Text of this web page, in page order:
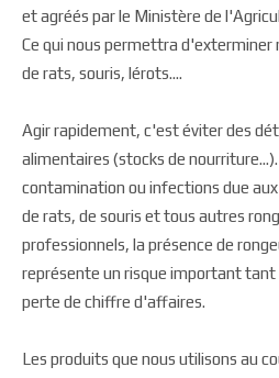
et agréés par le Ministère de
Ce qui nous permettra
de rats, souris, lérots....
Agir rapidement, c'est éviter des
alimentaires (stocks de
contamination ou infections due
de rats, de souris et tous autres
professionnels, la présence de
représente un risque important
perte de chiffre d'affaires.
Les produits que nous utilisons au